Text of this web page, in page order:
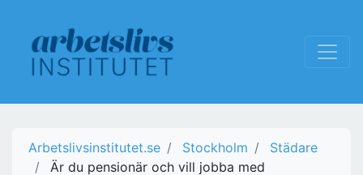
Arbetslivsinstitutet.se Stockholm
Städare
Är du pensionär och vill jobba med